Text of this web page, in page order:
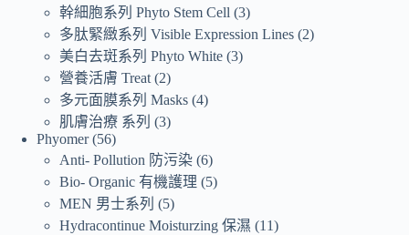
幹細胞系列 Phyto Stem Cell 3
多肽緊緻系列 Visible Expression Lines 2
美白去斑系列 Phyto White 3
營養活膚 Treat 2
多元面膜系列 Masks 4
肌膚治療 系列
3
Phyomer 56
Anti- Pollution 防污染 6
Bio- Organic 有機護理
5
MEN 男士系列
5
Hydracontinue Moisturzing 保濕
11